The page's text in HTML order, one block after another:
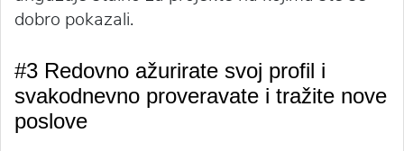
dobro pokazali.
#3 Redovno ažurirate svoj profil i
svakodnevno proveravate i tražite nove
poslove